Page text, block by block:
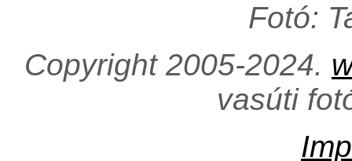
Fotó:
Copyright 2005-2024.
vasúti